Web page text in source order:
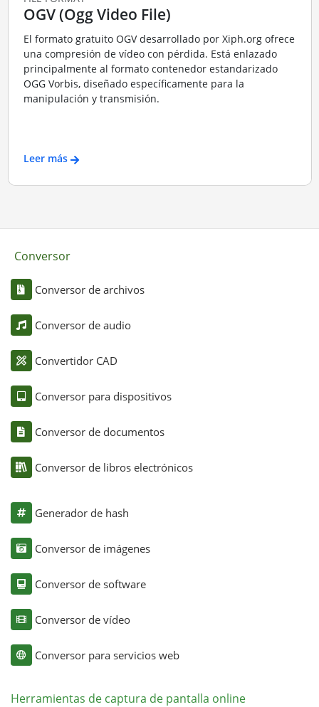
OGV (Ogg Video File)
El formato gratuito OGV desarrollado por Xiph.org ofrece
una compresión de vídeo con pérdida. Está enlazado
principalmente al formato contenedor estandarizado
OGG Vorbis, diseñado específicamente para la
manipulación y transmisión.
Leer más
Conversor
Conversor de archivos
Conversor de audio
Convertidor CAD
Conversor para dispositivos
Conversor de documentos
Conversor de libros electrónicos
Generador de hash
Conversor de imágenes
Conversor de software
Conversor de vídeo
Conversor para servicios web
Herramientas de captura de pantalla online